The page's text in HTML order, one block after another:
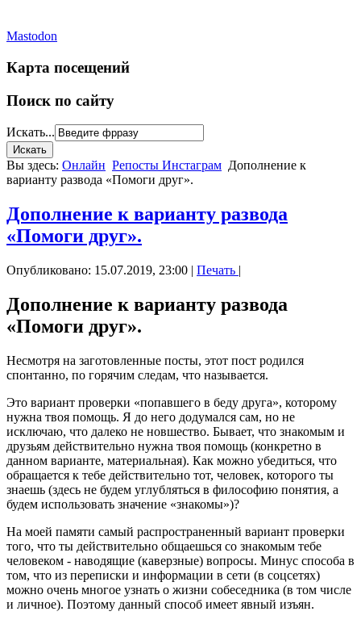
Mastodon
Карта посещений
Поиск по сайту
Искать...
Вы здесь: Онлайн Репосты Инстаграм Дополнение к
варианту развода «Помоги друг».
Дополнение к варианту развода
«Помоги друг».
Опубликовано: 15.07.2019, 23:00 | Печать |
Дополнение к варианту развода
«Помоги друг».
Несмотря на заготовленные посты, этот пост родился
спонтанно, по горячим следам, что называется.
Это вариант проверки «попавшего в беду друга», которому
нужна твоя помощь. Я до него додумался сам, но не
исключаю, что далеко не новшество. Бывает, что знакомым и
друзьям действительно нужна твоя помощь (конкретно в
данном варианте, материальная). Как можно убедиться, что
обращается к тебе действительно тот, человек, которого ты
знаешь (здесь не будем углубляться в философию понятия, а
будем использовать значение «знакомы»)?
На моей памяти самый распространенный вариант проверки
того, что ты действительно общаешься со знакомым тебе
человеком - наводящие (каверзные) вопросы. Минус способа в
том, что из переписки и информации в сети (в соцсетях)
можно очень многое узнать о жизни собеседника (в том числе
и личное). Поэтому данный способ имеет явный изъян.